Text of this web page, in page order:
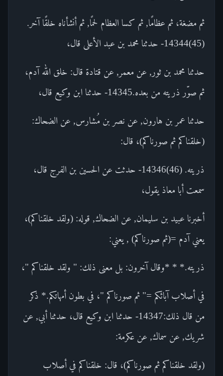
ثم مضغة، ثم عظامًا, ثم كسا العظام لحمًا, ثم أنشأناه خلقًا آخر.
(45)14344- حدثنا محمد بن عبد الأعلى قال،
حدثنا محمد بن ثور, عن معمر, عن قتادة قال: خلق الله آدم،
ثم صوّر ذريته من بعده.14345- حدثنا ابن وكيع قال،
حدثنا عمر بن هارون, عن نصر بن مُشارس, عن الضحاك:
(خلقناكم ثم صورناكم)، قال:
ذريته. (46)14346- حدثت عن الحسين بن الفرج قال،
سمعت أبا معاذ يقول،
أخبرنا عبيد بن سليمان, عن الضحاك, قوله: (ولقد خلقناكم)،
يعني آدم =(ثم صورناكم) , يعني:
ذريته.* * *وقال آخرون: بل معنى ذلك: " ولقد خلقناكم "،
في أصلاب آبائكم =" ثم صورناكم "، في بطون أمهاتكم.* ذكر
من قال ذلك:14347- حدثنا ابن وكيع قال، حدثنا أبي, عن
شريك, عن سماك, عن عكرمة:
(ولقد خلقناكم ثم صورناكم)، قال: خلقناكم في أصلاب